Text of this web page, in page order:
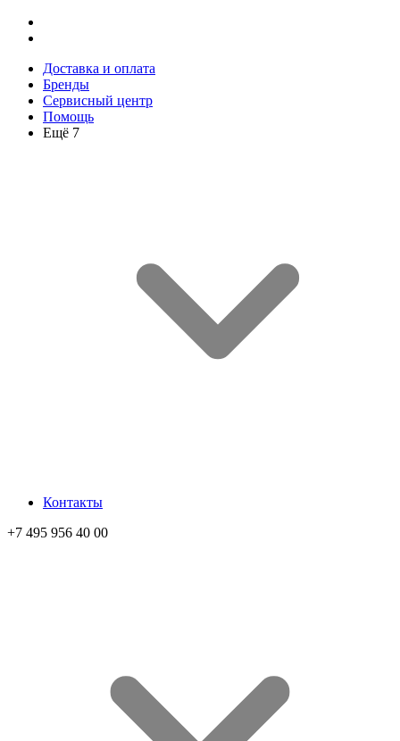
Доставка и оплата
Бренды
Сервисный центр
Помощь
Ещё 7
Контакты
+7 495 956 40 00